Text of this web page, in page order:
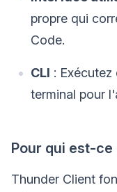
propre qui
Code.
CLI :
terminal pour
Pour qui est-ce
Thunder Client